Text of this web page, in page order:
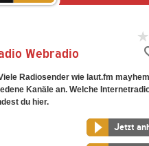
Webradio
Radiosender wie laut.fm
Kanäle an. Welche
du hier.
Jetzt